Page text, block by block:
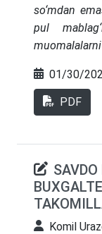
so‘mdan
pul
sababli
yordamida
01/30/
PDF
Komil